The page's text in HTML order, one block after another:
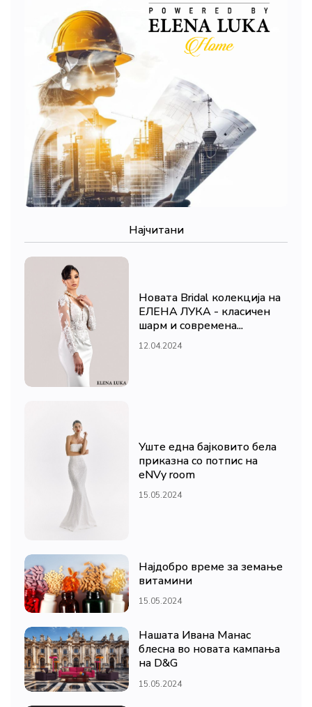
Најчитани
Новата Bridal колекција на
ЕЛЕНА ЛУКА - класичен
шарм и современа...
12.04.2024
Уште една бајковито бела
приказна со потпис на
eNVy room
15.05.2024
Најдобро време за земање
витамини
15.05.2024
Нашата Ивана Манас
блесна во новата кампања
на D&G
15.05.2024